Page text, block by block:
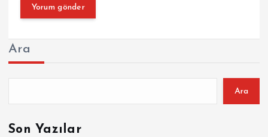
Ara
Ara
Son Yazılar